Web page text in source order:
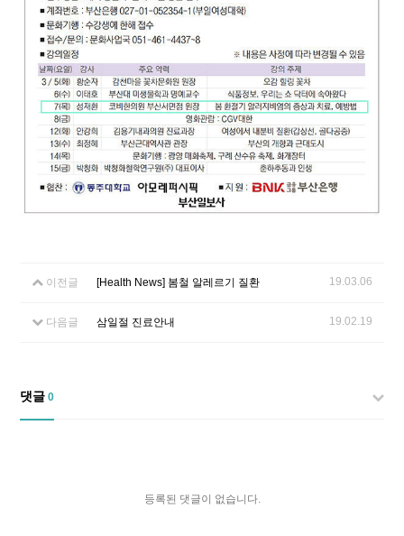
이전글 [Health News] 봄철 알레르기 질환 19.03.06
다음글 삼일절 진료안내 19.02.19
댓글 0
등록된 댓글이 없습니다.